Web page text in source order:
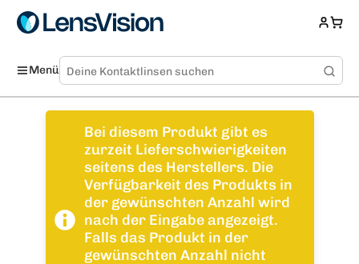
Menü
Bei diesem Produkt gibt es
zurzeit Lieferschwierigkeiten
seitens des Herstellers. Die
Verfügbarkeit des Produkts in
der gewünschten Anzahl wird
nach der Eingabe angezeigt.
Falls das Produkt in der
gewünschten Anzahl nicht